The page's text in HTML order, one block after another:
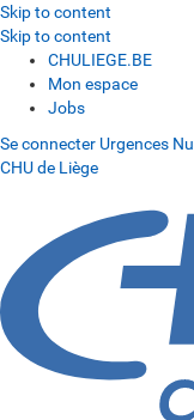
Skip to content
Skip to content
CHULIEGE.BE
Mon espace
Jobs
Se connecter Urgences
CHU de Liège